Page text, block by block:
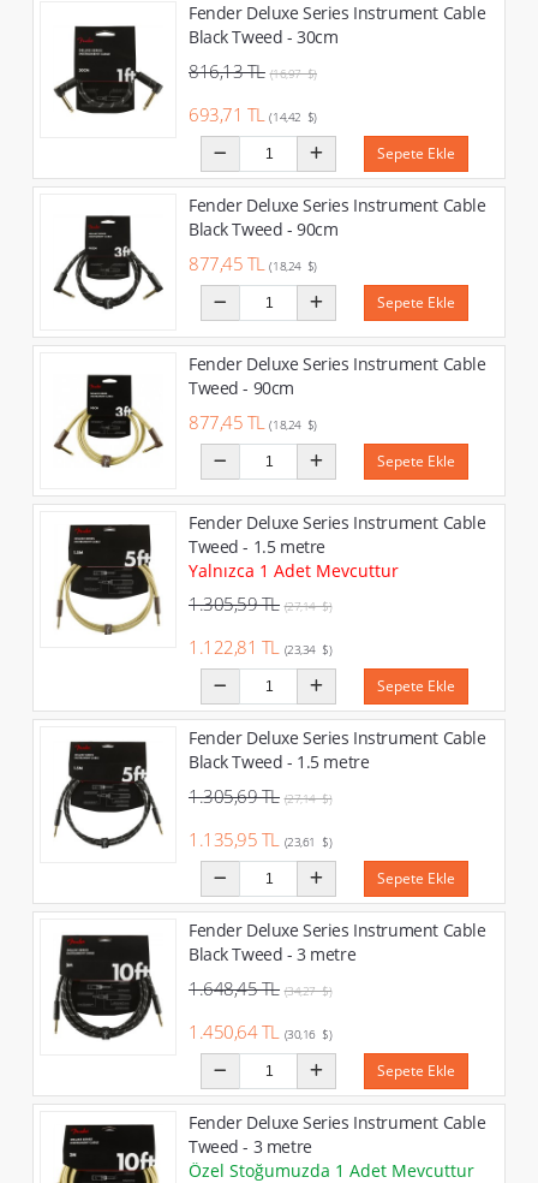
Fender Deluxe Series Instrument Cable
Black Tweed - 30cm
816,13 TL (16,97 $)
693,71 TL(14,42 $)
Sepete Ekle
Fender Deluxe Series Instrument Cable
Black Tweed - 90cm
877,45 TL(18,24 $)
Sepete Ekle
Fender Deluxe Series Instrument Cable
Tweed - 90cm
877,45 TL(18,24 $)
Sepete Ekle
Fender Deluxe Series Instrument Cable
Tweed - 1.5 metre
Yalnızca 1 Adet Mevcuttur
1.305,59 TL (27,14 $)
1.122,81 TL (23,34 $)
Sepete Ekle
Fender Deluxe Series Instrument Cable
Black Tweed - 1.5 metre
1.305,69 TL (27,14 $)
1.135,95 TL (23,61 $)
Sepete Ekle
Fender Deluxe Series Instrument Cable
Black Tweed - 3 metre
1.648,45 TL (34,27 $)
1.450,64 TL (30,16 $)
Sepete Ekle
Fender Deluxe Series Instrument Cable
Tweed - 3 metre
Özel Stoğumuzda 1 Adet Mevcuttur